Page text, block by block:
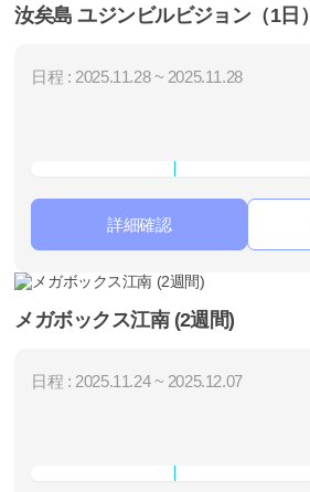
汝矣島 ユジンビルビジョン（1日）
日程 : 2025.11.28 ~ 2025.11.28
詳細確認
メガボックス江南 (2週間)
日程 : 2025.11.24 ~ 2025.12.07